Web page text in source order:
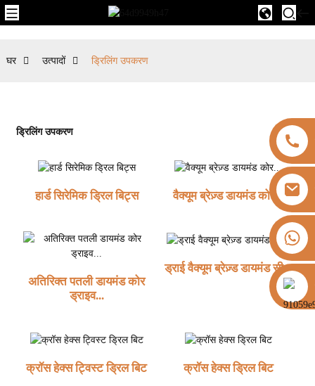
+8613325821813
https://vk.com/id855439469
घर उत्पादों ड्रिलिंग उपकरण
ड्रिलिंग उपकरण
हार्ड सिरेमिक ड्रिल बिट्स वैक्यूम ब्रेज़्ड डायमंड कोर...
अतिरिक्त पतली डायमंड कोर
ड्राइव...
ड्राई वैक्यूम ब्रेज़्ड डायमंड सी...
क्रॉस हेक्स ट्विस्ट ड्रिल बिट क्रॉस हेक्स ड्रिल बिट